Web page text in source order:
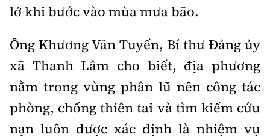
lở khi bước vào mùa mưa bão.
Ông Khương Văn Tuyến, Bí thư Đảng ủy
xã Thanh Lâm cho biết, địa phương
nằm trong vùng phân lũ nên công tác
phòng, chống thiên tai và tìm kiếm cứu
nạn luôn được xác định là nhiệm vụ